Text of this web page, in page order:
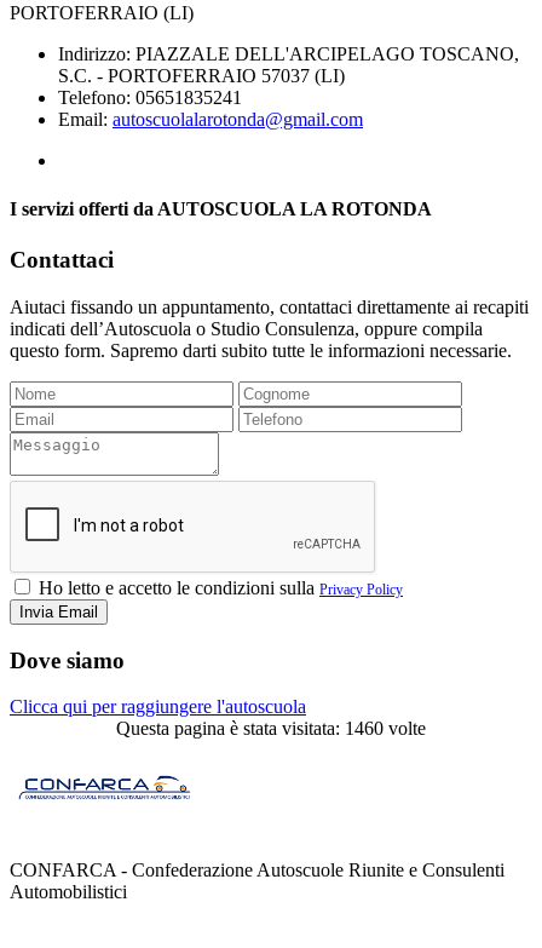
PORTOFERRAIO (LI)
Indirizzo: PIAZZALE DELL'ARCIPELAGO TOSCANO,
S.C. - PORTOFERRAIO 57037 (LI)
Telefono: 05651835241
Email: autoscuolalarotonda@gmail.com
I servizi offerti da AUTOSCUOLA LA ROTONDA
Contattaci
Aiutaci fissando un appuntamento, contattaci direttamente ai recapiti
indicati dell’Autoscuola o Studio Consulenza, oppure compila
questo form. Sapremo darti subito tutte le informazioni necessarie.
Ho letto e accetto le condizioni sulla Privacy Policy
Dove siamo
Clicca qui per raggiungere l'autoscuola
Questa pagina è stata visitata: 1460 volte
CONFARCA - Confederazione Autoscuole Riunite e Consulenti
Automobilistici